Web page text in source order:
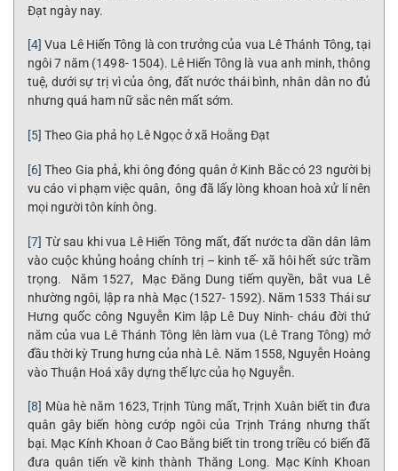
Đạt ngày nay.
[4] Vua Lê Hiến Tông là con trưởng của vua Lê Thánh Tông, tại
ngôi 7 năm (1498- 1504). Lê Hiến Tông là vua anh minh, thông
tuệ, dưới sự trị vì của ông, đất nước thái bình, nhân dân no đủ
nhưng quá ham nữ sắc nên mất sớm.
[5] Theo Gia phả họ Lê Ngọc ở xã Hoằng Đạt
[6] Theo Gia phả, khi ông đóng quân ở Kinh Bắc có 23 người bị
vu cáo vi phạm việc quân, ông đã lấy lòng khoan hoà xử lí nên
mọi người tôn kính ông.
[7] Từ sau khi vua Lê Hiến Tông mất, đất nước ta dần dân lâm
vào cuộc khủng hoảng chính trị – kinh tế- xã hôi hết sức trầm
trọng. Năm 1527, Mạc Đăng Dung tiếm quyền, bắt vua Lê
nhường ngôi, lập ra nhà Mạc (1527- 1592). Năm 1533 Thái sư
Hưng quốc công Nguyễn Kim lập Lê Duy Ninh- cháu đời thứ
năm của vua Lê Thánh Tông lên làm vua (Lê Trang Tông) mở
đầu thời kỳ Trung hưng của nhà Lê. Năm 1558, Nguyễn Hoàng
vào Thuận Hoá xây dựng thế lực của họ Nguyễn.
[8] Mùa hè năm 1623, Trịnh Tùng mất, Trịnh Xuân biết tin đưa
quân gây biến hòng cướp ngôi của Trịnh Tráng nhưng thất
bại. Mạc Kính Khoan ở Cao Bằng biết tin trong triều có biến đã
đưa quân tiến về kinh thành Thăng Long. Mạc Kính Khoan